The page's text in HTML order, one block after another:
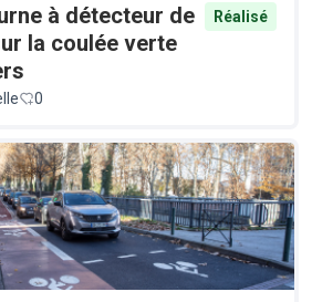
à détecteur de
la coulée verte
Réalisé
0